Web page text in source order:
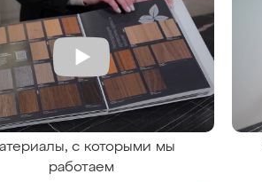
с которыми мы
работаем